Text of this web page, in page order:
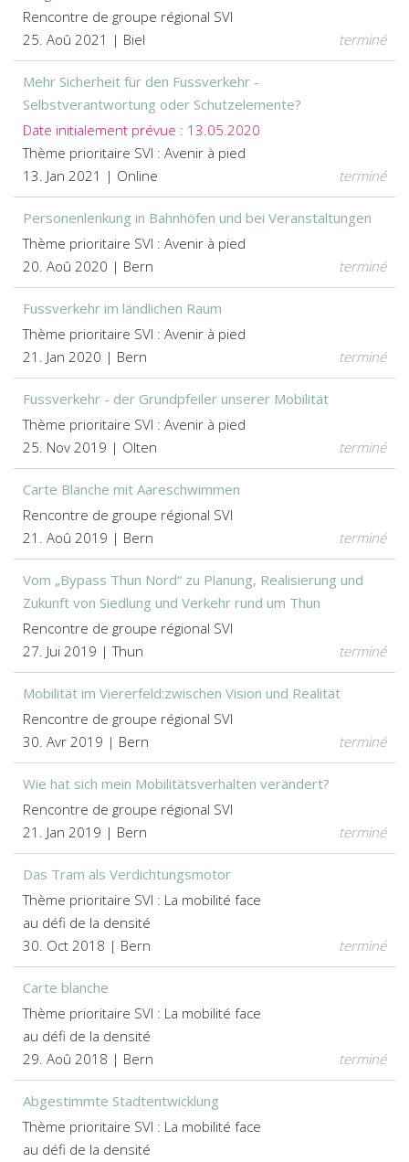
Rencontre de groupe régional SVI
25. Aoû 2021 | Biel
terminé
Mehr Sicherheit für den Fussverkehr -
Selbstverantwortung oder Schutzelemente?
Date initialement prévue : 13.05.2020
Thème prioritaire SVI : Avenir à pied
13. Jan 2021 | Online
terminé
Personenlenkung in Bahnhöfen und bei Veranstaltungen
Thème prioritaire SVI : Avenir à pied
20. Aoû 2020 | Bern
terminé
Fussverkehr im ländlichen Raum
Thème prioritaire SVI : Avenir à pied
21. Jan 2020 | Bern
terminé
Fussverkehr - der Grundpfeiler unserer Mobilität
Thème prioritaire SVI : Avenir à pied
25. Nov 2019 | Olten
terminé
Carte Blanche mit Aareschwimmen
Rencontre de groupe régional SVI
21. Aoû 2019 | Bern
terminé
Vom „Bypass Thun Nord“ zu Planung, Realisierung und
Zukunft von Siedlung und Verkehr rund um Thun
Rencontre de groupe régional SVI
27. Jui 2019 | Thun
terminé
Mobilität im Viererfeld:zwischen Vision und Realität
Rencontre de groupe régional SVI
30. Avr 2019 | Bern
terminé
Wie hat sich mein Mobilitätsverhalten verändert?
Rencontre de groupe régional SVI
21. Jan 2019 | Bern
terminé
Das Tram als Verdichtungsmotor
Thème prioritaire SVI : La mobilité face
au défi de la densité
30. Oct 2018 | Bern
terminé
Carte blanche
Thème prioritaire SVI : La mobilité face
au défi de la densité
29. Aoû 2018 | Bern
terminé
Abgestimmte Stadtentwicklung
Thème prioritaire SVI : La mobilité face
au défi de la densité